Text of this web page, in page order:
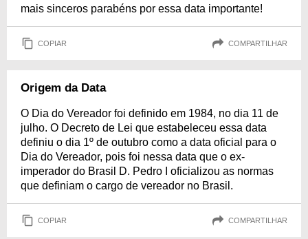
mais sinceros parabéns por essa data importante!
COPIAR COMPARTILHAR
Origem da Data
O Dia do Vereador foi definido em 1984, no dia 11 de
julho. O Decreto de Lei que estabeleceu essa data
definiu o dia 1º de outubro como a data oficial para o
Dia do Vereador, pois foi nessa data que o ex-
imperador do Brasil D. Pedro I oficializou as normas
que definiam o cargo de vereador no Brasil.
COPIAR COMPARTILHAR